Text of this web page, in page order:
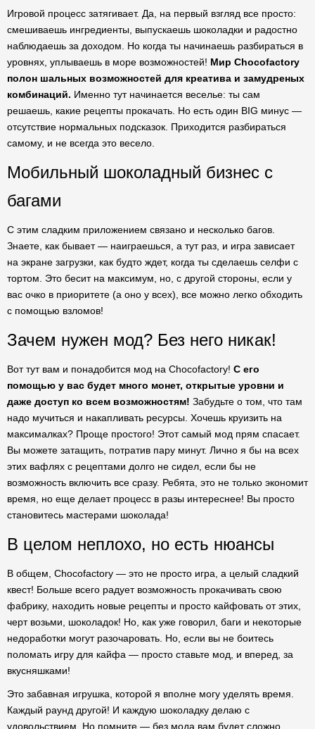
Игровой процесс затягивает. Да, на первый взгляд все просто:
смешиваешь ингредиенты, выпускаешь шоколадки и радостно
наблюдаешь за доходом. Но когда ты начинаешь разбираться в
уровнях, уплываешь в море возможностей! Мир Chocofactory
полон шальных возможностей для креатива и замудреных
комбинаций. Именно тут начинается веселье: ты сам
решаешь, какие рецепты прокачать. Но есть один BIG минус —
отсутствие нормальных подсказок. Приходится разбираться
самому, и не всегда это весело.
Мобильный шоколадный бизнес с
багами
С этим сладким приложением связано и несколько багов.
Знаете, как бывает — наиграешься, а тут раз, и игра зависает
на экране загрузки, как будто ждет, когда ты сделаешь селфи с
тортом. Это бесит на максимум, но, с другой стороны, если у
вас очко в приоритете (а оно у всех), все можно легко обходить
с помощью взломов!
Зачем нужен мод? Без него никак!
Вот тут вам и понадобится мод на Chocofactory! С его
помощью у вас будет много монет, открытые уровни и
даже доступ ко всем возможностям! Забудьте о том, что там
надо мучиться и накапливать ресурсы. Хочешь круизить на
максималках? Проще простого! Этот самый мод прям спасает.
Вы можете затащить, потратив пару минут. Лично я бы на всех
этих вафлях с рецептами долго не сидел, если бы не
возможность включить все сразу. Ребята, это не только экономит
время, но еще делает процесс в разы интереснее! Вы просто
становитесь мастерами шоколада!
В целом неплохо, но есть нюансы
В общем, Chocofactory — это не просто игра, а целый сладкий
квест! Больше всего радует возможность прокачивать свою
фабрику, находить новые рецепты и просто кайфовать от этих,
черт возьми, шоколадок! Но, как уже говорил, баги и некоторые
недоработки могут разочаровать. Но, если вы не боитесь
поломать игру для кайфа — просто ставьте мод, и вперед, за
вкусняшками!
Это забавная игрушка, которой я вполне могу уделять время.
Каждый раунд другой! И каждую шоколадку делаю с
удовольствием. Но помните — без мода вам будет сложно